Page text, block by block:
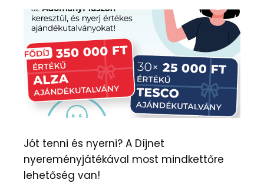
Jót tenni és nyerni? A Díjnet
nyereményjátékával most mindkettőre
lehetőség van!